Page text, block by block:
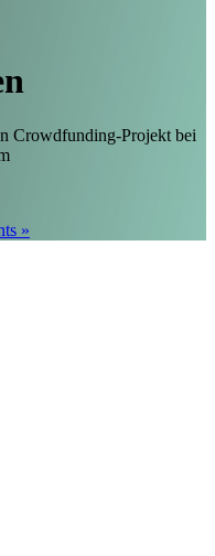
Crowdfunding-Projekt bei
»